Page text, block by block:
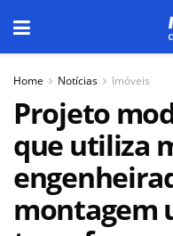
Home Notícias Imóveis
Projeto
que utiliza
montagem